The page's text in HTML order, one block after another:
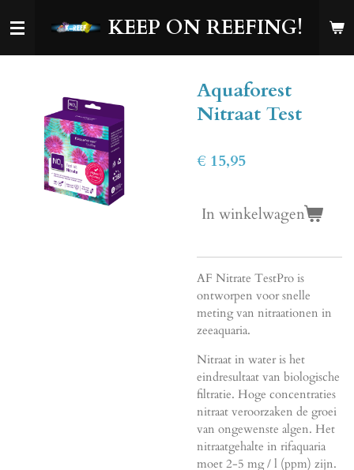
direct
KEEP ON REEFING!
Aquaforest
Nitraat Test
€ 15,95
In winkelwagen
AF Nitrate TestPro is
ontworpen voor snelle
meting van nitraationen in
zeeaquaria.
Nitraat in water is het
eindresultaat van biologische
filtratie. Hoge concentraties
nitraat veroorzaken de groei
van ongewenste algen. Het
nitraatgehalte in rifaquaria
moet 2-5 mg / l (ppm) zijn.